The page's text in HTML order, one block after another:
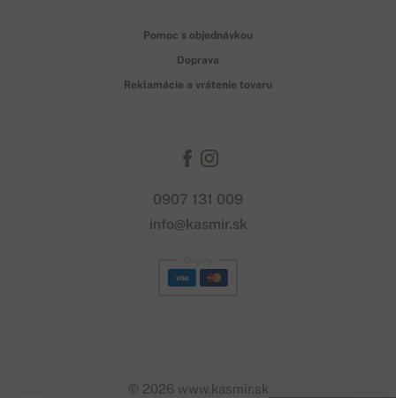
Pomoc s objednávkou
Doprava
Reklamácie a vrátenie tovaru
0907 131 009
info@kasmir.sk
© 2026 www.kasmir.sk